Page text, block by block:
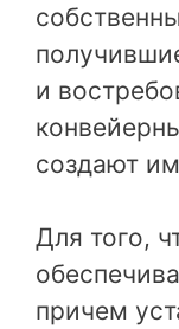
и
создают
Для того,
причем